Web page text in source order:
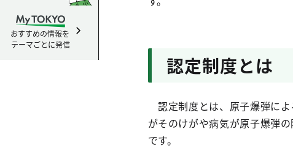
おすすめの情報を
テーマごとに発信
認定制度とは
認定制度とは、原子爆弾に
がそのけがや病気が原子爆弾
です。